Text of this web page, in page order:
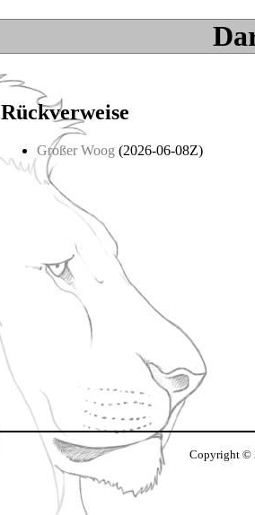
Rückverweise
Großer Woog (2026-06-08Z)
Copyright ©